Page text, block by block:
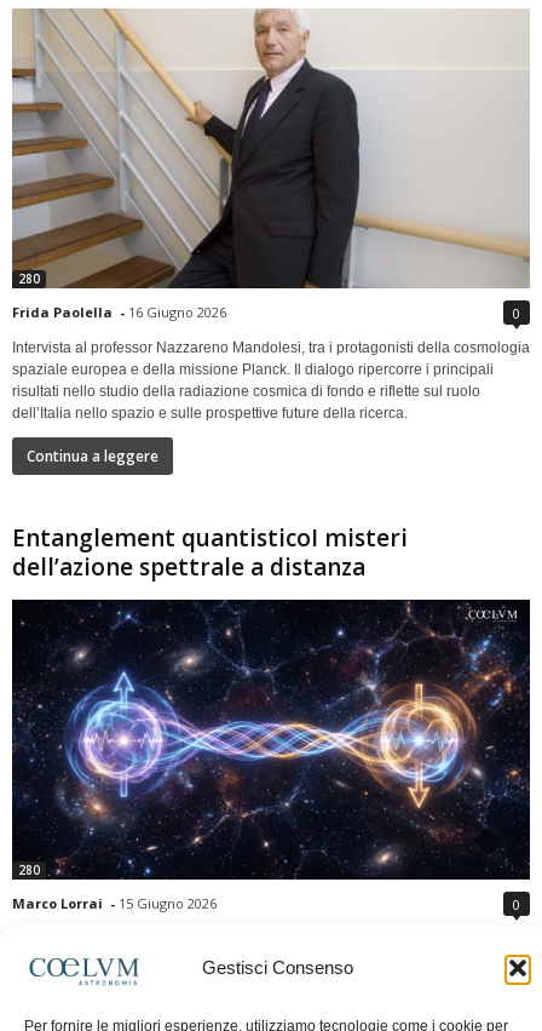
Gestisci Consenso
Per fornire le migliori esperienze, utilizziamo tecnologie come i cookie per
280
Frida Paolella - 16 Giugno 2026 0
Intervista al professor Nazzareno Mandolesi, tra i protagonisti della cosmologia
spaziale europea e della missione Planck. Il dialogo ripercorre i principali
risultati nello studio della radiazione cosmica di fondo e riflette sul ruolo
dell’Italia nello spazio e sulle prospettive future della ricerca.
Continua a leggere
Entanglement quantisticoI misteri
dell’azione spettrale a distanza
280
Marco Lorrai - 15 Giugno 2026 0
moderna: due particelle possono mostrare correlazioni che sembrano ignorare
la distanza che le separa. Gli esperimenti e i teoremi di Bell hanno escluso le
previsioni della meccanica quantistica. Nonostante ciò, l'entanglement non